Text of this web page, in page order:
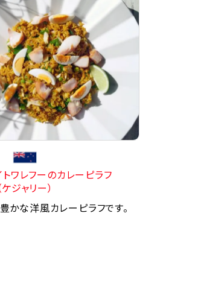
ワレフーのカレーピラフ
ケジャリー）
かな洋風カレーピラフです。